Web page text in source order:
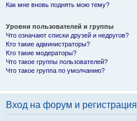
Как мне вновь поднять мою тему?
Уровни пользователей и группы
Что означают списки друзей и недругов?
Кто такие администраторы?
Кто такие модераторы?
Что такое группы пользователей?
Что такое группа по умолчанию?
Вход на форум и регистрация